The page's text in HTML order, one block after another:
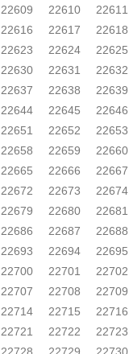
22609 22610 22611
22616 22617 22618
22623 22624 22625
22630 22631 22632
22637 22638 22639
22644 22645 22646
22651 22652 22653
22658 22659 22660
22665 22666 22667
22672 22673 22674
22679 22680 22681
22686 22687 22688
22693 22694 22695
22700 22701 22702
22707 22708 22709
22714 22715 22716
22721 22722 22723